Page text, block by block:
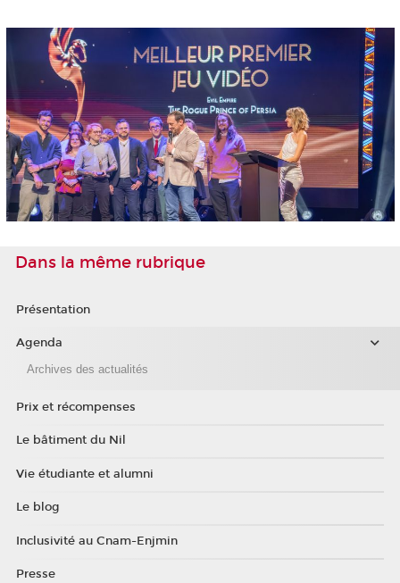
Dans la même rubrique
Présentation
Agenda
Archives des actualités
Prix et récompenses
Le bâtiment du Nil
Vie étudiante et alumni
Le blog
Inclusivité au Cnam-Enjmin
Presse